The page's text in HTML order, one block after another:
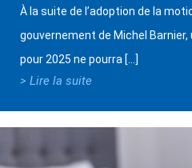
À la suite de l’adoption de la
gouvernement de Michel
pour 2025 ne pourra […]
> Lire la suite